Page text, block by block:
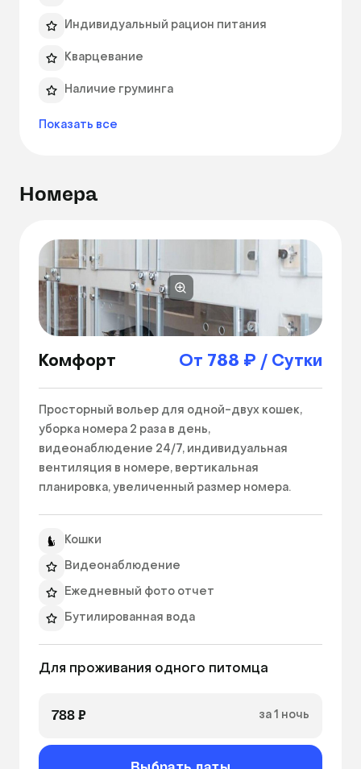
Индивидуальный рацион питания
Кварцевание
Наличие груминга
Показать все
Номера
Комфорт От 788 ₽ / Сутки
Просторный вольер для одной-двух кошек,
уборка номера 2 раза в день,
видеонаблюдение 24/7, индивидуальная
вентиляция в номере, вертикальная
планировка, увеличенный размер номера.
Кошки
Видеонаблюдение
Ежедневный фото отчет
Бутилированная вода
Миски
Лоток
Наполнитель для туалета
Ширина номера: 1300ₘ
Для проживания одного питомца
788 ₽ за 1 ночь